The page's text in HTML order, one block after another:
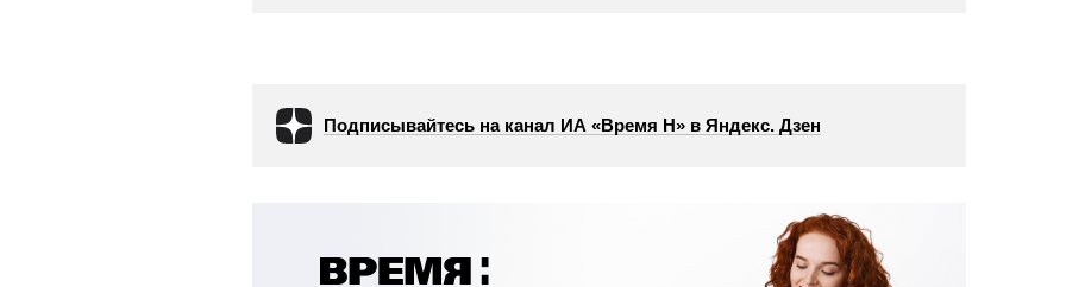
Подписывайтесь на канал ИА «Время Н» в Яндекс. Дзен